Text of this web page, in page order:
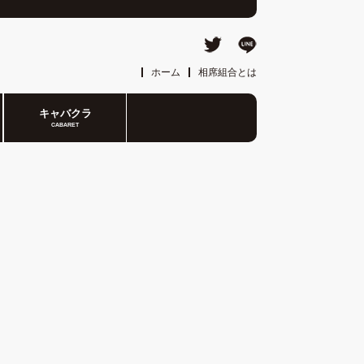
ホーム 相席組合とは
キャバクラ
CABARET